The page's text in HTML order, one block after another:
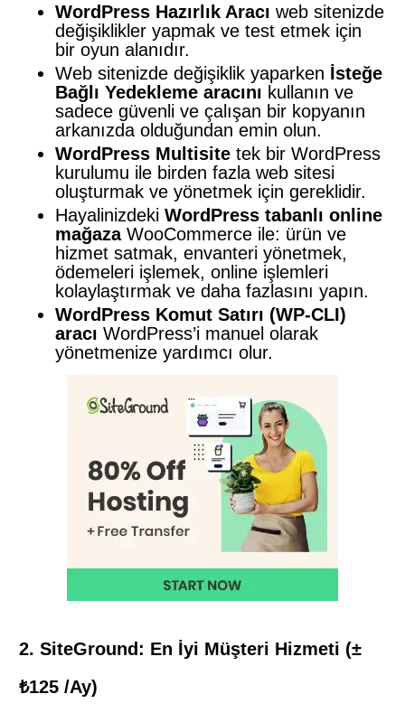
WordPress Hazırlık Aracı web sitenizde
değişiklikler yapmak ve test etmek için
bir oyun alanıdır.
Web sitenizde değişiklik yaparken İsteğe
Bağlı Yedekleme aracını kullanın ve
sadece güvenli ve çalışan bir kopyanın
arkanızda olduğundan emin olun.
WordPress Multisite tek bir WordPress
kurulumu ile birden fazla web sitesi
oluşturmak ve yönetmek için gereklidir.
Hayalinizdeki WordPress tabanlı online
mağazaWooCommerce ile: ürün ve
hizmet satmak, envanteri yönetmek,
ödemeleri işlemek, online işlemleri
kolaylaştırmak ve daha fazlasını yapın.
WordPress Komut Satırı (WP-CLI)
aracı WordPress’i manuel olarak
yönetmenize yardımcı olur.
2. SiteGround: En İyi Müşteri Hizmeti (±
₺125 /Ay)